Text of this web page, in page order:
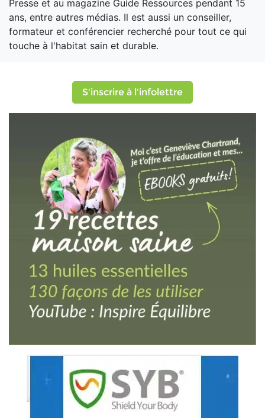
Presse et au magazine Guide Ressources pendant 15
ans, entre autres médias. Il est aussi un conseiller,
formateur et conférencier recherché pour tout ce qui
touche à l'habitat sain et durable.
S'inscrire à l'infolettre